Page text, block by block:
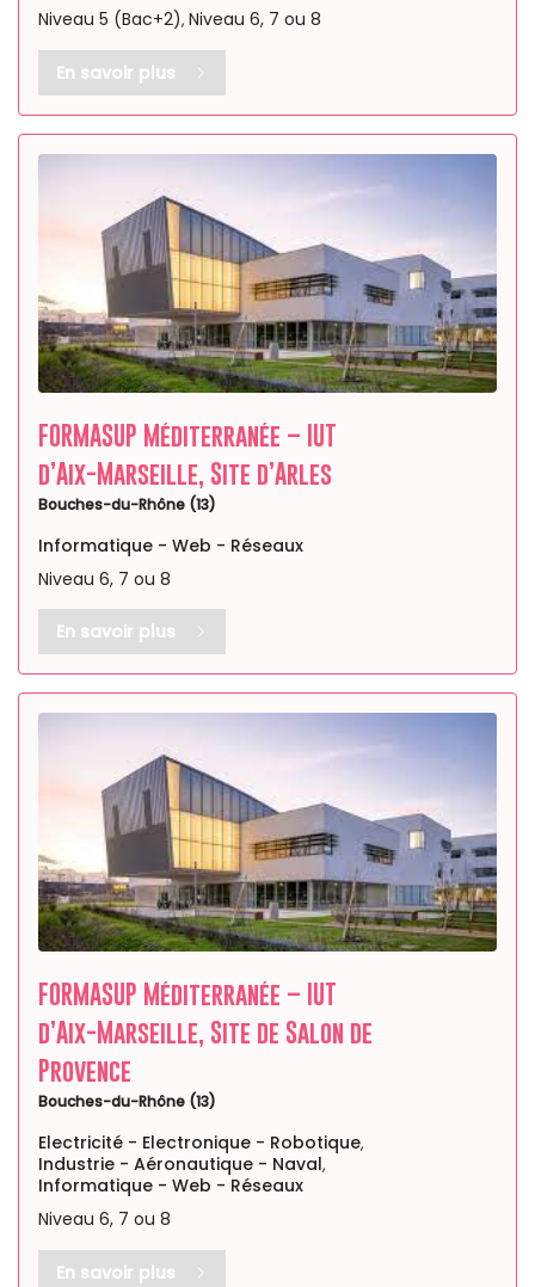
Niveau 5 (Bac+2), Niveau 6, 7 ou 8
En savoir plus
FORMASUP Méditerranée – IUT
d’Aix-Marseille, Site d’Arles
Bouches-du-Rhône (13)
Informatique - Web - Réseaux
Niveau 6, 7 ou 8
En savoir plus
FORMASUP Méditerranée – IUT
d’Aix-Marseille, Site de Salon de
Provence
Bouches-du-Rhône (13)
Electricité - Electronique - Robotique,
Industrie - Aéronautique - Naval,
Informatique - Web - Réseaux
Niveau 6, 7 ou 8
En savoir plus